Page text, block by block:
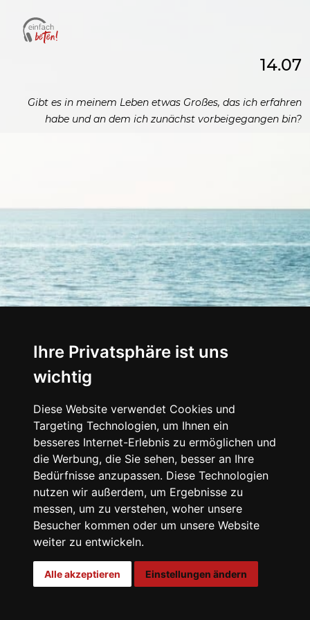
Ihre Privatsphäre ist uns
wichtig
Diese Website verwendet Cookies und
Targeting Technologien, um Ihnen ein
besseres Internet-Erlebnis zu ermöglichen und
die Werbung, die Sie sehen, besser an Ihre
Bedürfnisse anzupassen. Diese Technologien
nutzen wir außerdem, um Ergebnisse zu
messen, um zu verstehen, woher unsere
Besucher kommen oder um unsere Website
weiter zu entwickeln.
Alle akzeptieren Einstellungen ändern
14.07
Gibt es in meinem Leben etwas Großes, das ich erfahren
habe und an dem ich zunächst vorbeigegangen bin?